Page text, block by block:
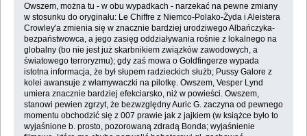
Owszem, można tu - w obu wypadkach - narzekać na pewne zmiany
w stosunku do oryginału: Le Chiffre z Niemco-Polako-Żyda i Aleistera
Crowley'a zmienia się w znacznie bardziej urodziwego Albańczyka-
bezpaństwowca, a jego zasięg oddziaływania rośnie z lokalnego na
globalny (bo nie jest już skarbnikiem związków zawodowych, a
światowego terroryzmu); gdy zaś mowa o Goldfingerze wypada
istotna informacja, że był słupem radzieckich służb; Pussy Galore z
kolei awansuje z włamywaczki na pilotkę. Owszem, Vesper Lynd
umiera znacznie bardziej efekciarsko, niż w powieści. Owszem,
stanowi pewien zgrzyt, że bezwzględny Auric G. zaczyna od pewnego
momentu obchodzić się z 007 prawie jak z jajkiem (w książce było to
wyjaśnione b. prosto, pozorowaną zdradą Bonda; wyjaśnienie